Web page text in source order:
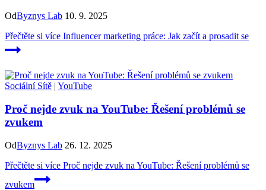
OdByznys Lab 10. 9. 2025
Přečtěte si více Influencer marketing práce: Jak začít a prosadit se
Sociální Sítě | YouTube
Proč nejde zvuk na YouTube: Řešení problémů se
zvukem
OdByznys Lab 26. 12. 2025
Přečtěte si více Proč nejde zvuk na YouTube: Řešení problémů se
zvukem